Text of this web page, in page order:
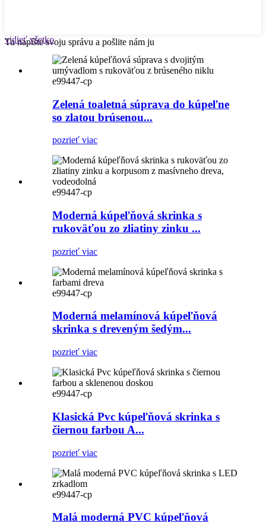
Tu napíšte svoju správu a pošlite nám ju
vidieť všetko
e99447-cp
Zelená toaletná súprava do kúpeľne
so zlatou brúsenou...
pozrieť viac
e99447-cp
Moderná kúpeľňová skrinka s
rukoväťou zo zliatiny zinku ...
pozrieť viac
e99447-cp
Moderná melamínová kúpeľňová
skrinka s dreveným šedým...
pozrieť viac
e99447-cp
Klasická Pvc kúpeľňová skrinka s
čiernou farbou A...
pozrieť viac
e99447-cp
Malá moderná PVC kúpeľňová